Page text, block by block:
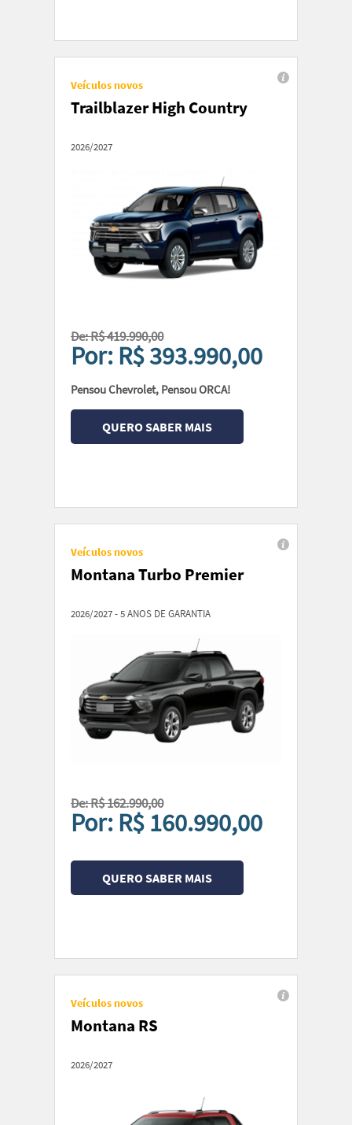
Veículos novos
Trailblazer High Country
2026/2027
De: R$ 419.990,00
Por: R$ 393.990,00
Pensou Chevrolet, Pensou ORCA!
QUERO SABER MAIS
Veículos novos
Montana Turbo Premier
2026/2027 - 5 ANOS DE GARANTIA
De: R$ 162.990,00
Por: R$ 160.990,00
QUERO SABER MAIS
Veículos novos
Montana RS
2026/2027